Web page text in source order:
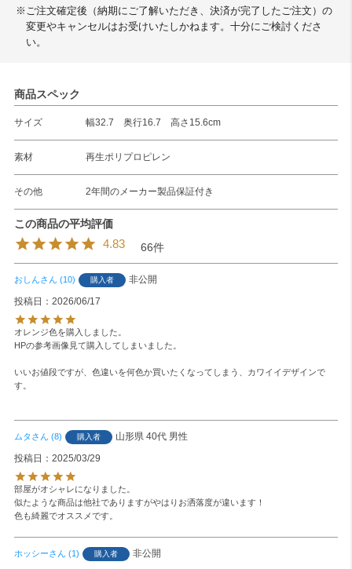
※ご注文確定後（納期にご了解いただき、決済が完了したご注文）の
変更やキャンセルはお受けいたしかねます。十分にご検討くださ
い。
商品スペック
サイズ 幅32.7 奥行16.7 高さ15.6cm
素材 再生ポリプロピレン
その他 2年間のメーカー製品保証付き
4.83 66
おしん 10 購入者
非公開
投稿日
2026/06/17
オレンジ色を購入しました。
HPの参考画像見て購入してしまいました。
いいお値段ですが、色違いを何色か買いたくなってしまう、カワイイデザインで
す。
ムタ 8 購入者 山形県 40代 男性
投稿日
2025/03/29
部屋がオシャレになりました。
似たような商品は他社でありますがやはりお洒落度が違います！
色も綺麗でオススメです。
ホッシー 1 購入者
非公開